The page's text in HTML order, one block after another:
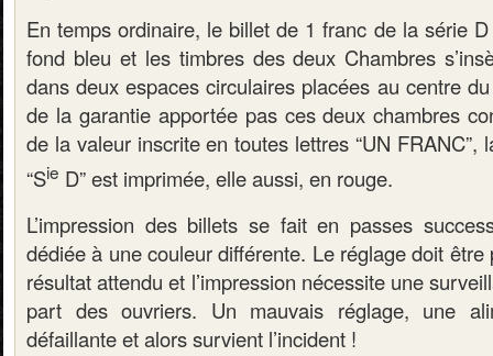
En temps ordinaire, le billet de 1 franc de la série
fond bleu et les timbres des deux Chambres
dans deux espaces circulaires placées au centre
de la garantie apportée pas ces deux chambres
de la valeur inscrite en toutes lettres “UN FRANC”,
“Sie D” est imprimée, elle aussi, en rouge.
L’impression des billets se fait en passes
dédiée à une couleur différente. Le réglage doit
résultat attendu et l’impression nécessite une
part des ouvriers. Un mauvais réglage, une
défaillante et alors survient l’incident !